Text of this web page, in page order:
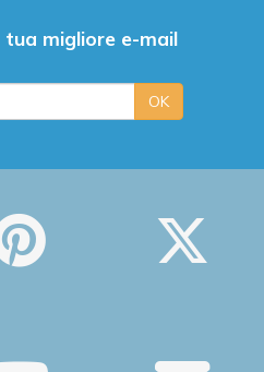
tua migliore e-mail
OK